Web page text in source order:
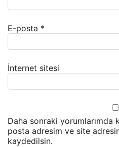
E-posta *
İnternet sitesi
Daha sonraki yorumlarımda
posta adresim ve site
kaydedilsin.